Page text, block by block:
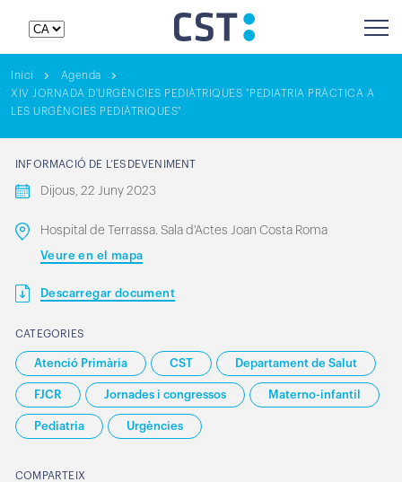
Inici
Agenda
XIV JORNADA D'URGÈNCIES PEDIÀTRIQUES "PEDIATRIA PRÀCTICA A
LES URGÈNCIES PEDIÀTRIQUES"
INFORMACIÓ DE L’ESDEVENIMENT
Dijous, 22 Juny 2023
Hospital de Terrassa. Sala d'Actes Joan Costa Roma
Veure en el mapa
Descarregar document
CATEGORIES
Atenció Primària CST Departament de Salut
FJCR Jornades i congressos Materno-infantil
Pediatria Urgències
COMPARTEIX